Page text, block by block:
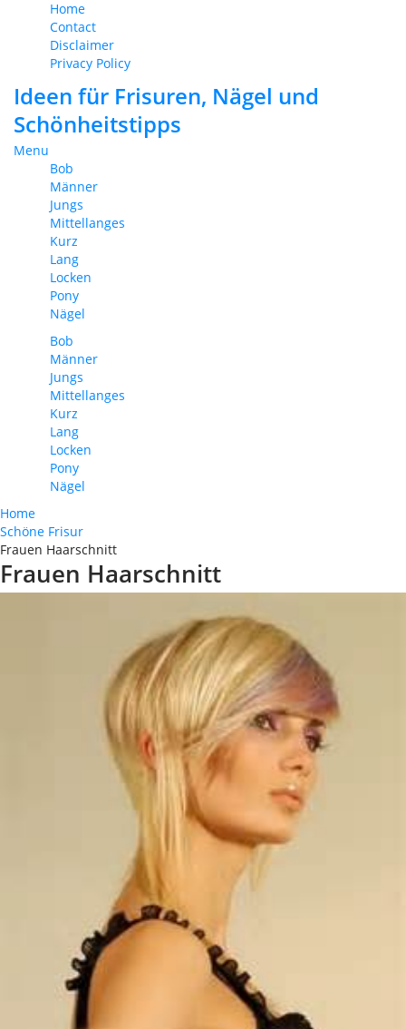
Home
Contact
Disclaimer
Privacy Policy
Ideen für Frisuren, Nägel und
Schönheitstipps
Menu
Bob
Männer
Jungs
Mittellanges
Kurz
Lang
Locken
Pony
Nägel
Bob
Männer
Jungs
Mittellanges
Kurz
Lang
Locken
Pony
Nägel
Home
Schöne Frisur
Frauen Haarschnitt
Frauen Haarschnitt